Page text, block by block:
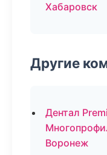
Хабаровск
Другие
Дентал
Воронеж